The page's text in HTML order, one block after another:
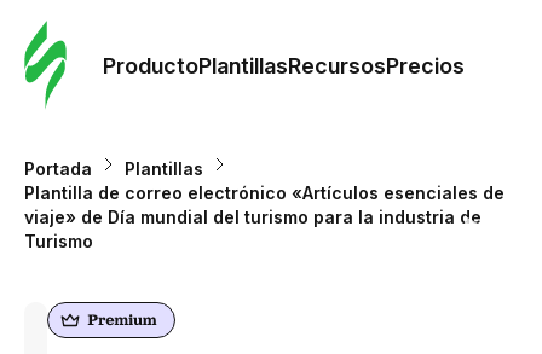
ProductoPlantillasRecursosPrecios
Portada
Plantillas
Plantilla de correo electrónico «Artículos esenciales de
viaje» de Día mundial del turismo para la industria de
Turismo